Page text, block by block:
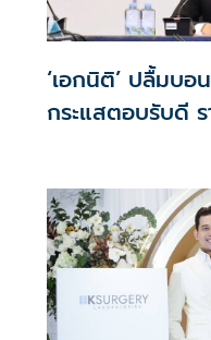
‘เอกนิติ’ ปลื้มบ
กระแสตอบรับดี